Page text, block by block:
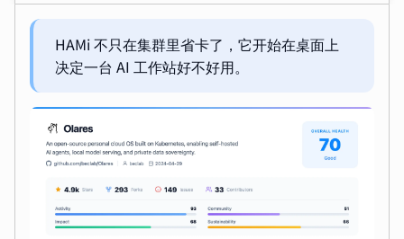
HAMi 不只在集群里省卡了，它开始在桌面上
决定一台 AI 工作站好不好用。